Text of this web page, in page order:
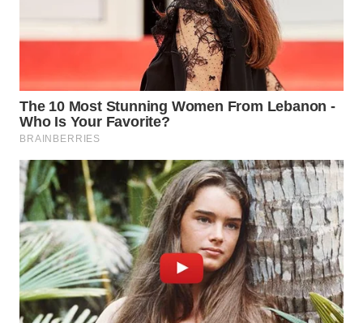
WN
SOLO
BOROBUDUR
WN
MADURA
WN
SURABAYA